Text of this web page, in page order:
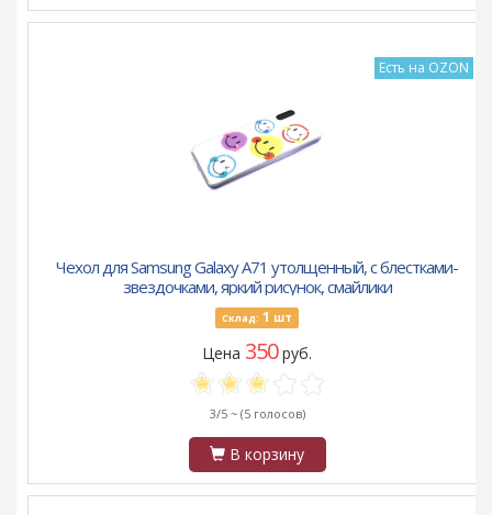
Есть на OZON
Чехол для Samsung Galaxy A71 утолщенный, с блестками-
звездочками, яркий рисунок, смайлики
Склад: 1 шт
Цена 350руб.
3/5 ~ (5 голосов)
В корзину